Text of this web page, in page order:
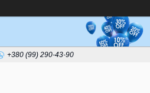
+380 (99) 290-43-90